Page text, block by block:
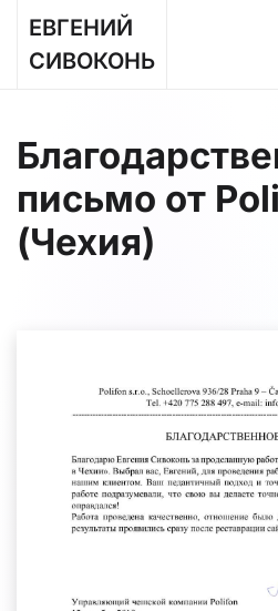
Перейти к содержимому
ЕВГЕНИЙ
СИВОКОНЬ
письмо от
(Чехия)